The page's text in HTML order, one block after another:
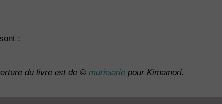
:
du livre est de ©murielarie pour Kimamori.